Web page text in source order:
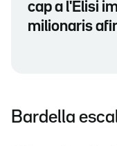
cap a l'Elisi
milionaris
Bardella